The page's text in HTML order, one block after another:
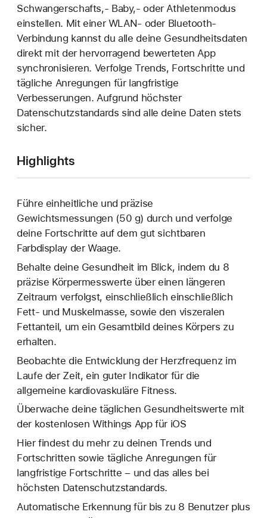
Schwangerschafts,- Baby,- oder Athletenmodus
einstellen. Mit einer WLAN- oder Bluetooth-
Verbindung kannst du alle deine Gesundheitsdaten
direkt mit der hervorragend bewerteten App
synchronisieren. Verfolge Trends, Fortschritte und
tägliche Anregungen für langfristige
Verbesserungen. Aufgrund höchster
Datenschutzstandards sind alle deine Daten stets
sicher.
Highlights
Führe einheitliche und präzise
Gewichtsmessungen (50 g) durch und verfolge
deine Fortschritte auf dem gut sichtbaren
Farbdisplay der Waage.
Behalte deine Gesundheit im Blick, indem du 8
präzise Körpermesswerte über einen längeren
Zeitraum verfolgst, einschließlich einschließlich
Fett- und Muskelmasse, sowie den viszeralen
Fettanteil, um ein Gesamtbild deines Körpers zu
erhalten.
Beobachte die Entwicklung der Herzfrequenz im
Laufe der Zeit, ein guter Indikator für die
allgemeine kardiovaskuläre Fitness.
Überwache deine täglichen Gesundheitswerte mit
der kostenlosen Withings App für iOS
Hier findest du mehr zu deinen Trends und
Fortschritten sowie tägliche Anregungen für
langfristige Fortschritte – und das alles bei
höchsten Datenschutzstandards.
Automatische Erkennung für bis zu 8 Benutzer plus